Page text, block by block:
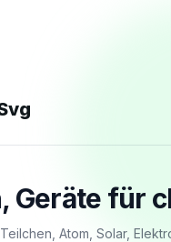
Geräte für
Teilchen, Atom, Solar,